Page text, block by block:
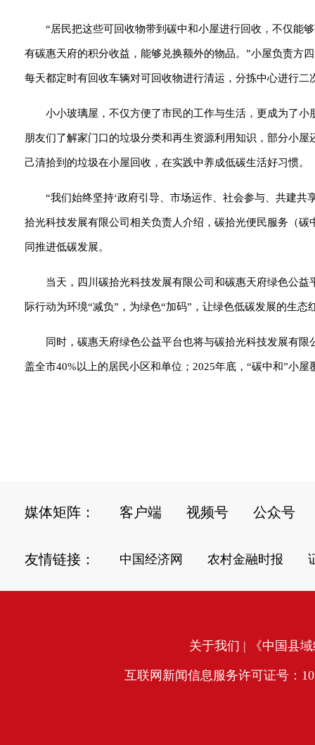
“居民把这些可回收物带到碳中和小屋进行回收，不仅能
有碳惠天府的积分收益，能够兑换额外的物品。”小屋负责方
每天都定时有回收车辆对可回收物进行清运，分拣中心进行
小小玻璃屋，不仅方便了市民的工作与生活，更成为了
朋友们了解家门口的垃圾分类和再生资源利用知识，部分小
己清拾到的垃圾在小屋回收，在实践中养成低碳生活好习惯。
“我们始终坚持‘政府引导、市场运作、社会参与、共建
拾光科技发展有限公司相关负责人介绍，碳拾光便民服务（
同推进低碳发展。
当天，四川碳拾光科技发展有限公司和碳惠天府绿色公
际行动为环境“减负”，为绿色“加码”，让绿色低碳发展的生态
同时，碳惠天府绿色公益平台也将与碳拾光科技发展有
盖全市40%以上的居民小区和单位；2025年底，“碳中和”小
媒体矩阵： 客户端 视频号 公众号
友情链接： 中国经济网 农村金融时报
关于我们 | 《中国县
互联网新闻信息服务许可证号：